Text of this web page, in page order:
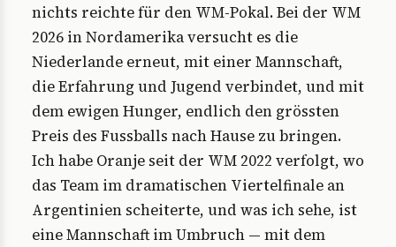
nichts reichte für den WM-Pokal. Bei der WM
2026 in Nordamerika versucht es die
Niederlande erneut, mit einer Mannschaft,
die Erfahrung und Jugend verbindet, und mit
dem ewigen Hunger, endlich den grössten
Preis des Fussballs nach Hause zu bringen.
Ich habe Oranje seit der WM 2022 verfolgt, wo
das Team im dramatischen Viertelfinale an
Argentinien scheiterte, und was ich sehe, ist
eine Mannschaft im Umbruch — mit dem